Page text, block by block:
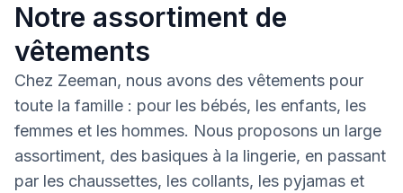
Notre assortiment de
vêtements
Chez Zeeman, nous avons des vêtements pour
toute la famille : pour les bébés, les enfants, les
femmes et les hommes. Nous proposons un large
assortiment, des basiques à la lingerie, en passant
par les chaussettes, les collants, les pyjamas et